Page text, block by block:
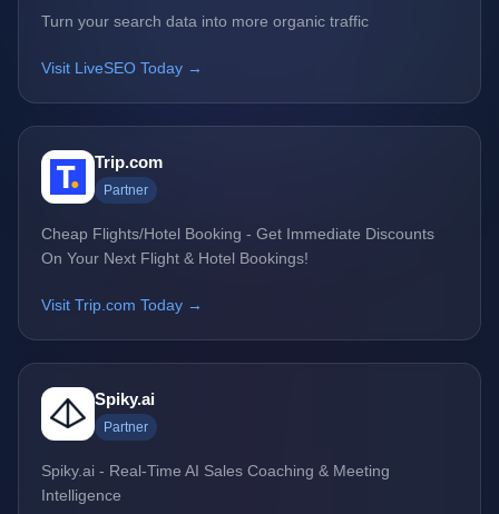
Turn your search data into more organic traffic
Visit LiveSEO Today →
Trip.com
Partner
Cheap Flights/Hotel Booking - Get Immediate Discounts
On Your Next Flight & Hotel Bookings!
Visit Trip.com Today →
Spiky.ai
Partner
Spiky.ai - Real-Time AI Sales Coaching & Meeting
Intelligence